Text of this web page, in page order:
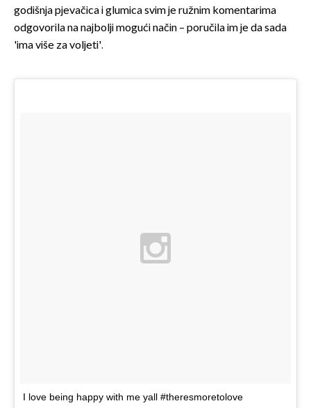
godišnja pjevačica i glumica svim je ružnim komentarima
odgovorila na najbolji mogući način – poručila im je da sada
'ima više za voljeti'.
I love being happy with me yall #theresmoretolove